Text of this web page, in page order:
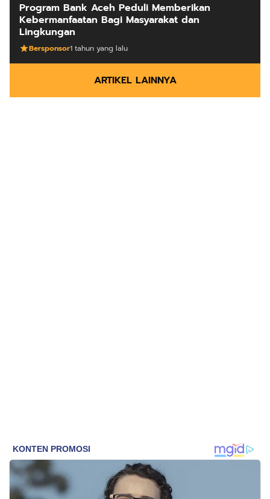
Program Bank Aceh Peduli Memberikan
Kebermanfaatan Bagi Masyarakat dan
Lingkungan
Bersponsor1 tahun yang lalu
ARTIKEL LAINNYA